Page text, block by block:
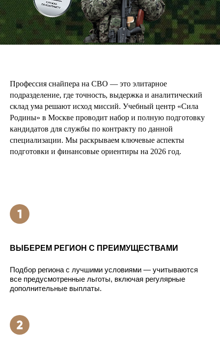
Профессия снайпера на СВО — это элитарное
подразделение, где точность, выдержка и аналитический
склад ума решают исход миссий. Учебный центр «Сила
Родины» в Москве проводит набор и полную подготовку
кандидатов для службы по контракту по данной
специализации. Мы раскрываем ключевые аспекты
подготовки и финансовые ориентиры на 2026 год.
ВЫБЕРЕМ РЕГИОН С ПРЕИМУЩЕСТВАМИ
Подбор региона с лучшими условиями — учитываются
все предусмотренные льготы, включая регулярные
дополнительные выплаты.